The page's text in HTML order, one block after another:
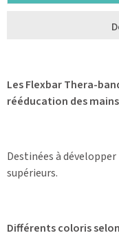
Les Flexbar Thera-
rééducation des mains
Destinées à
supérieurs.
Différents coloris